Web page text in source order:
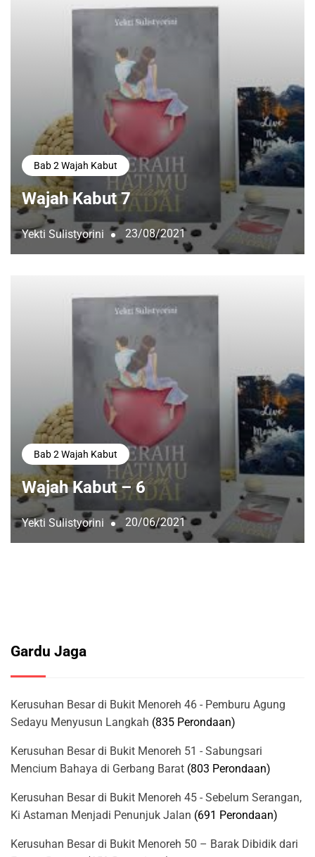
Bab 2 Wajah Kabut
Wajah Kabut 7
Yekti Sulistyorini 23/08/2021
Bab 2 Wajah Kabut
Wajah Kabut – 6
Yekti Sulistyorini 20/06/2021
Gardu Jaga
Kerusuhan Besar di Bukit Menoreh 46 - Pemburu Agung
Sedayu Menyusun Langkah (835 Perondaan)
Kerusuhan Besar di Bukit Menoreh 51 - Sabungsari
Mencium Bahaya di Gerbang Barat (803 Perondaan)
Kerusuhan Besar di Bukit Menoreh 45 - Sebelum Serangan,
Ki Astaman Menjadi Penunjuk Jalan (691 Perondaan)
Kerusuhan Besar di Bukit Menoreh 50 – Barak Dibidik dari